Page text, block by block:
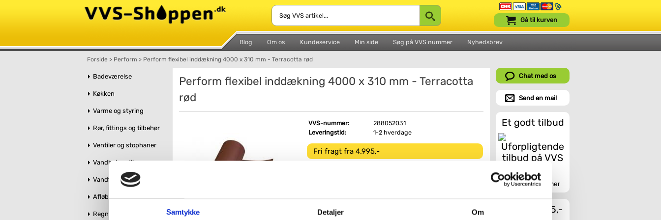
Samtykke Detaljer Om
Blog Om os Kundeservice Min side Søg på VVS nummer Nyhedsbrev
Gå til kurven
Forside > Perform > Perform flexibel inddækning 4000 x 310 mm - Terracotta rød
Badeværelse
Køkken
Varme og styring
Rør, fittings og tilbehør
Ventiler og stophaner
Vandbehandling
Vandforsyning
Afløb og kloak
Regnvandshåndtering
Perform flexibel inddækning 4000 x 310 mm - Terracotta
rød
VVS-nummer:
288052031
Leveringstid:
1-2 hverdage
Fri fragt fra 4.995,-
Inddækningsmaterialet har samme funktion og giver samme
selvbærende og formstabilt, hvilket giver en "åben/åndbar"
Chat med os
Send en mail
Et godt tilbud
Indhent tilbud her
Fragt fra 45,-